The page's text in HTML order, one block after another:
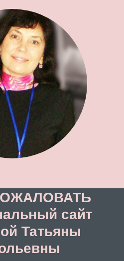
сайт
Татьяны